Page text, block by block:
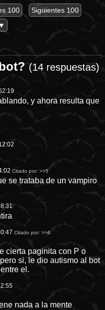
100
Siguientes 100
(14 respuestas)
y ahora resulta que
Citado por:>>5
se trataba de un vampiro
Citado por:>>6
cierta paginita con P o
si, le dio autismo al bot
el.
nada a la mente